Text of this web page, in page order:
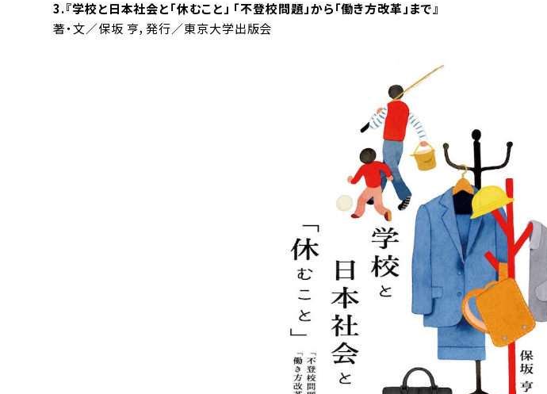
3.『学校と日本社会と「休むこと」 「不登校問題」から「働き方改革」まで 』
著・文／保坂 亨，発行／東京大学出版会